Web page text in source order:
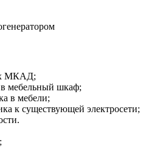
МКАД;
в мебельный шкаф;
в мебели;
к существующей электросети;